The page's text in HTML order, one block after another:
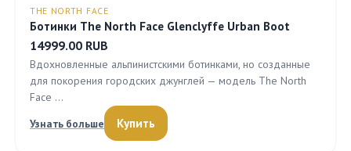
THE NORTH FACE
Ботинки The North Face Glenclyffe Urban Boot
14999.00 RUB
Вдохновленные альпинистскими ботинками, но созданные
для покорения городских джунглей — модель The North
Face …
Узнать больше
Купить